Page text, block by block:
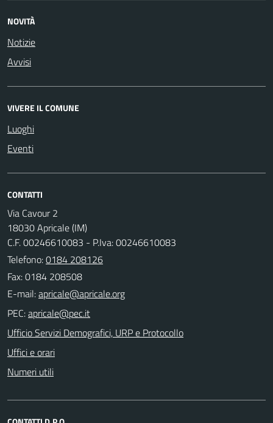
NOVITÀ
Notizie
Avvisi
VIVERE IL COMUNE
Luoghi
Eventi
CONTATTI
Via Cavour 2
18030 Apricale (IM)
C.F. 00246610083 - P.Iva: 00246610083
Telefono:0184 208126
Fax: 0184 208508
E-mail:
PEC:
Ufficio Servizi Demografici, URP e Protocollo
Uffici e orari
Numeri utili